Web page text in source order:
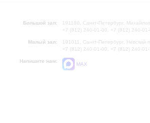
Большой зал:
191186, Санкт-Петербург,
+7 (812) 240-01-00, +7 (812) 240-01-
Малый зал:
191011, Санкт-Петербург, Невский
+7 (812) 240-01-00, +7 (812) 240-01-
Напишите нам:
MAX